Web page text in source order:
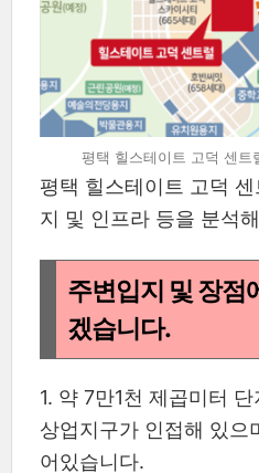
평택 힐스테이트 고덕 센트
평택 힐스테이트 고덕
지 및 인프라 등을 분석
주변입지 및 장점
겠습니다.
1. 약 7만1천 제곱미터
상업지구가 인접해 있으
어있습니다.